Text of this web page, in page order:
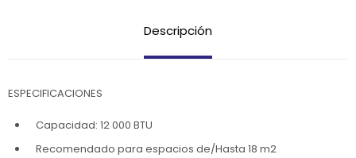
Descripción
ESPECIFICACIONES
Capacidad: 12 000 BTU
Recomendado para espacios de/Hasta 18 m2